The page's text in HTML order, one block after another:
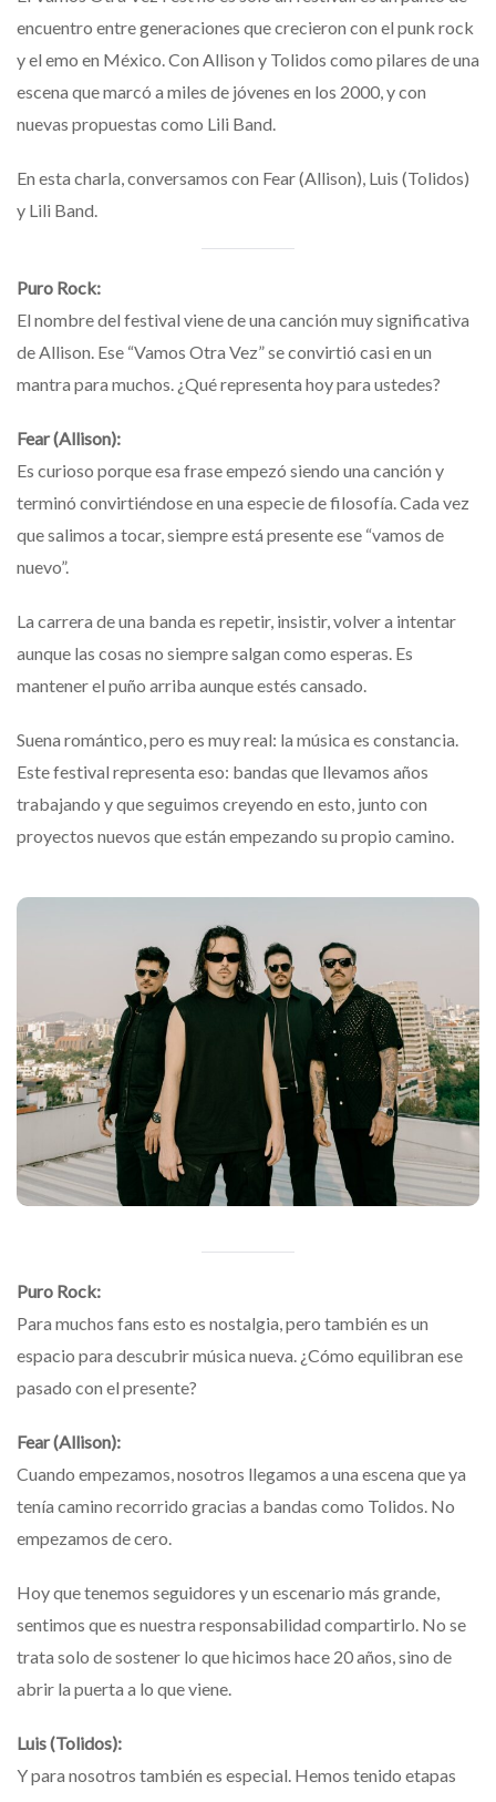
encuentro entre generaciones que crecieron con el punk rock
y el emo en México. Con Allison y Tolidos como pilares de una
escena que marcó a miles de jóvenes en los 2000, y con
nuevas propuestas como Lili Band.
En esta charla, conversamos con Fear (Allison), Luis (Tolidos)
y Lili Band.
Puro Rock:
El nombre del festival viene de una canción muy significativa
de Allison. Ese “Vamos Otra Vez” se convirtió casi en un
mantra para muchos. ¿Qué representa hoy para ustedes?
Fear (Allison):
Es curioso porque esa frase empezó siendo una canción y
terminó convirtiéndose en una especie de filosofía. Cada vez
que salimos a tocar, siempre está presente ese “vamos de
nuevo”.
La carrera de una banda es repetir, insistir, volver a intentar
aunque las cosas no siempre salgan como esperas. Es
mantener el puño arriba aunque estés cansado.
Suena romántico, pero es muy real: la música es constancia.
Este festival representa eso: bandas que llevamos años
trabajando y que seguimos creyendo en esto, junto con
proyectos nuevos que están empezando su propio camino.
Puro Rock:
Para muchos fans esto es nostalgia, pero también es un
espacio para descubrir música nueva. ¿Cómo equilibran ese
pasado con el presente?
Fear (Allison):
Cuando empezamos, nosotros llegamos a una escena que ya
tenía camino recorrido gracias a bandas como Tolidos. No
empezamos de cero.
Hoy que tenemos seguidores y un escenario más grande,
sentimos que es nuestra responsabilidad compartirlo. No se
trata solo de sostener lo que hicimos hace 20 años, sino de
abrir la puerta a lo que viene.
Luis (Tolidos):
Y para nosotros también es especial. Hemos tenido etapas